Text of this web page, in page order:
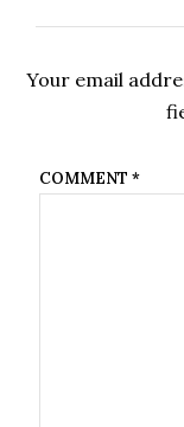
Your email
COMMENT *